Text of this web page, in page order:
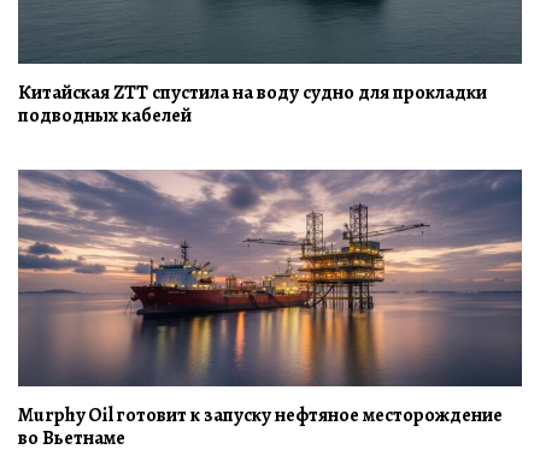
Китайская ZTT спустила на воду судно для прокладки
подводных кабелей
Murphy Oil готовит к запуску нефтяное месторождение
во Вьетнаме